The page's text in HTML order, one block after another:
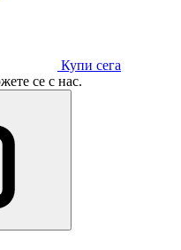
Купи сега
се с нас.